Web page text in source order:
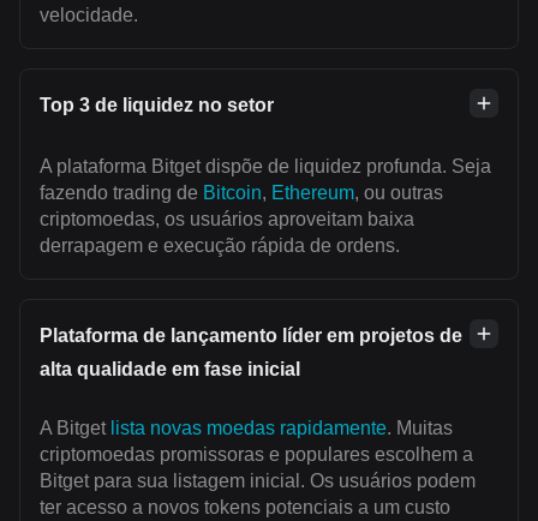
velocidade.
Top 3 de liquidez no setor
A plataforma Bitget dispõe de liquidez profunda. Seja
fazendo trading de Bitcoin, Ethereum, ou outras
criptomoedas, os usuários aproveitam baixa
derrapagem e execução rápida de ordens.
Plataforma de lançamento líder em projetos de
alta qualidade em fase inicial
A Bitget lista novas moedas rapidamente. Muitas
criptomoedas promissoras e populares escolhem a
Bitget para sua listagem inicial. Os usuários podem
ter acesso a novos tokens potenciais a um custo